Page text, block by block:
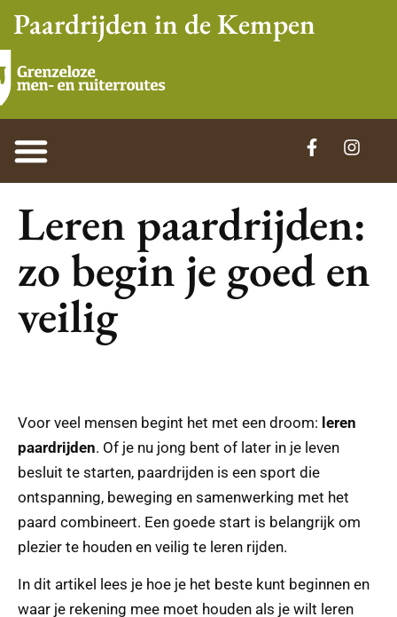
Paardrijden in de Kempen
Leren paardrijden:
zo begin je goed en
veilig
Voor veel mensen begint het met een droom: leren
paardrijden. Of je nu jong bent of later in je leven
besluit te starten, paardrijden is een sport die
ontspanning, beweging en samenwerking met het
paard combineert. Een goede start is belangrijk om
plezier te houden en veilig te leren rijden.
In dit artikel lees je hoe je het beste kunt beginnen en
waar je rekening mee moet houden als je wilt leren